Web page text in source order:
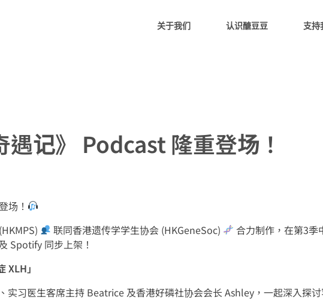
关于我们 认识醣豆豆 支持
记》 Podcast 隆重登场！
场！
联同香港遗传学学生协会 (HKGeneSoc)
合力制作，在第3季
Spotify 同步上架！
XLH」
实习医生客席主持 Beatrice 及香港好磷社协会会长 Ashley，一起深入探